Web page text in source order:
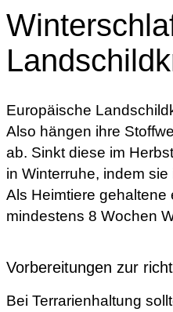
Europäische
Also hängen ihre
ab. Sinkt diese im
in Winterruhe, indem
Als Heimtiere
mindestens 8 Wochen
Vorbereitungen zur
Bei Terrarienhaltung